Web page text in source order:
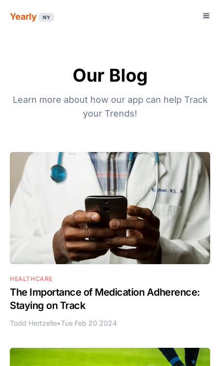
Yearly NY
Our Blog
Learn more about how our app can help Track
your Trends!
HEALTHCARE
The Importance of Medication Adherence:
Staying on Track
Todd Hertzelle•Tue Feb 20 2024